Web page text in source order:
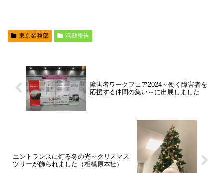
東京業務部 活動報告
障害者ワークフェア2024～働く障害者を
応援する仲間の集い～に出展しました
エントランスに灯る冬の光～クリスマス
ツリーが飾られました（相模原本社）